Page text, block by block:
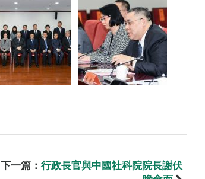
下一篇： 行政長官與中國社科院院長謝伏